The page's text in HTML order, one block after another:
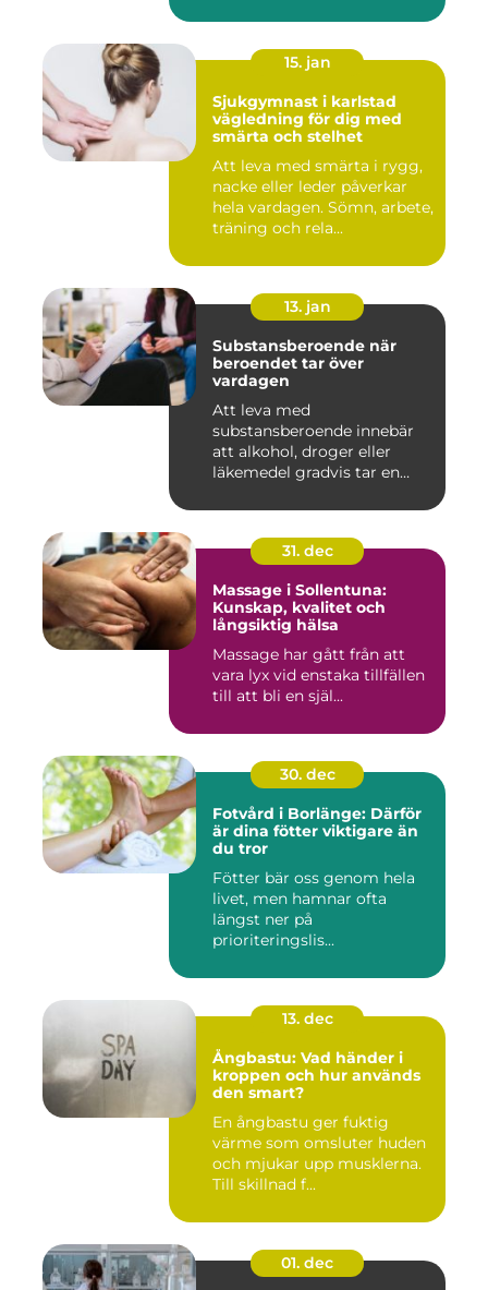
15. jan
Sjukgymnast i karlstad
vägledning för dig med
smärta och stelhet
Att leva med smärta i rygg,
nacke eller leder påverkar
hela vardagen. Sömn, arbete,
träning och rela...
13. jan
Substansberoende när
beroendet tar över
vardagen
Att leva med
substansberoende innebär
att alkohol, droger eller
läkemedel gradvis tar en
31. dec
Massage i Sollentuna:
Kunskap, kvalitet och
långsiktig hälsa
Massage har gått från att
vara lyx vid enstaka tillfällen
till att bli en själ...
30. dec
Fotvård i Borlänge: Därför
är dina fötter viktigare än
du tror
Fötter bär oss genom hela
livet, men hamnar ofta
längst ner på
prioriteringslis...
13. dec
Ångbastu: Vad händer i
kroppen och hur används
den smart?
En ångbastu ger fuktig
värme som omsluter huden
och mjukar upp musklerna.
Till skillnad f...
01. dec